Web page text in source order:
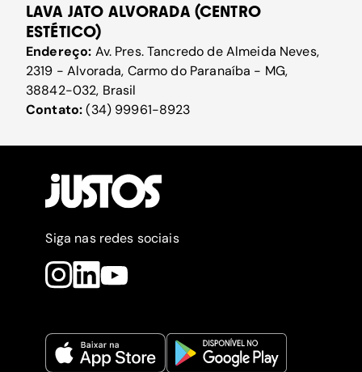
LAVA JATO ALVORADA (CENTRO
ESTÉTICO)
Endereço: Av. Pres. Tancredo de Almeida Neves,
2319 - Alvorada, Carmo do Paranaíba - MG,
38842-032, Brasil
Contato:(34) 99961-8923
Siga nas redes sociais